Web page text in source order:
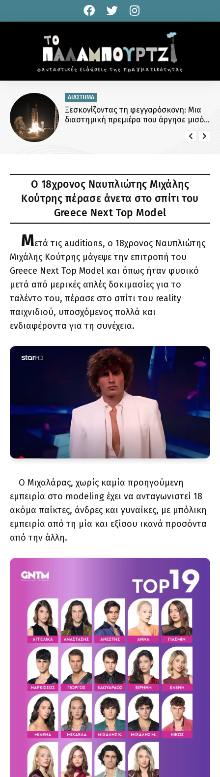
ΔΙΑΣΤΗΜΑ
Ξεσκονίζοντας τη φεγγαρόσκονη: Μια
διαστημική πρεμιέρα που άργησε μισό
Ο 18χρονος Ναυπλιώτης Μιχάλης
Κούτρης πέρασε άνετα στο σπίτι του
Greece Next Top Model
Μετά τις auditions, ο 18χρονος Ναυπλιώτης
Μιχάλης Κούτρης μάγεψε την επιτροπή του
Greece Next Top Model και όπως ήταν φυσικό
μετά από μερικές απλές δοκιμασίες για το
ταλέντο του, πέρασε στο σπίτι του reality
παιχνιδιού, υποσχόμενος πολλά και
ενδιαφέροντα για τη συνέχεια.
Ο Μιχαλάρας, χωρίς καμία προηγούμενη
εμπειρία στο modeling έχει να ανταγωνιστεί 18
ακόμα παίκτες, άνδρες και γυναίκες, με μπόλικη
εμπειρία από τη μία και εξίσου ικανά προσόντα
από την άλλη.